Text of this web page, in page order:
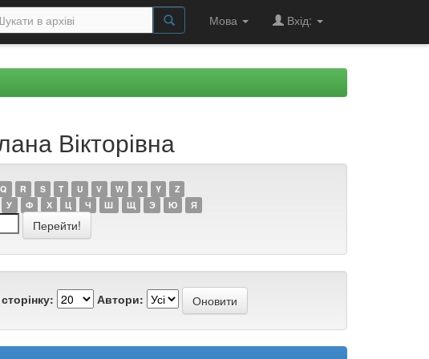
Мова Вхід:
Вікторівна
Q R S T U V W X Y
Z
У Ф Х Ц Ч Ш Щ Э Ю Я
Автори: